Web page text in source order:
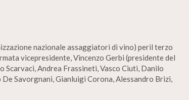
nazionale assaggiatori di vino) peril terzo
vicepresidente, Vincenzo Gerbi (presidente del
Andrea Frassineti, Vasco Ciuti, Danilo
Savorgnani, Gianluigi Corona, Alessandro Brizi,